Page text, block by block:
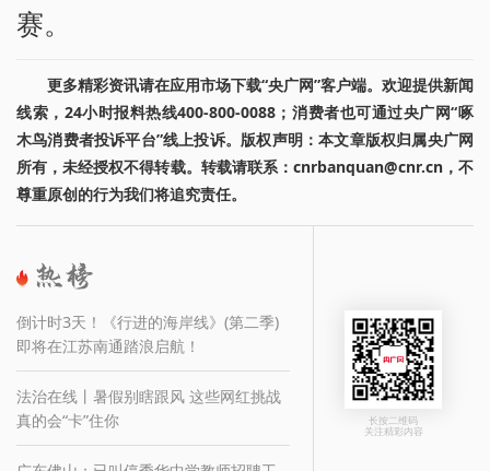
赛。
更多精彩资讯请在应用市场下载“央广网”客户端。欢迎提供新闻
线索，24小时报料热线400-800-0088；消费者也可通过央广网“啄
木鸟消费者投诉平台”线上投诉。版权声明：本文章版权归属央广网
所有，未经授权不得转载。转载请联系：cnrbanquan@cnr.cn，不
尊重原创的行为我们将追究责任。
倒计时3天！《行进的海岸线》(第二季)
即将在江苏南通踏浪启航！
法治在线丨暑假别瞎跟风 这些网红挑战
真的会“卡”住你
长按二维码
关注精彩内容